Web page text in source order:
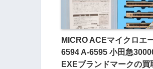
MICRO ACEマイクロエ
6594 A-6595 小田急
EXEブランドマークの買